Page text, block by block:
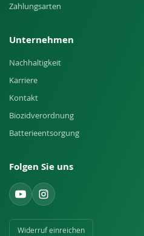
Zahlungsarten
Unternehmen
Nachhaltigkeit
Karriere
Kontakt
Biozidverordnung
Batterieentsorgung
Folgen Sie uns
Widerruf einreichen